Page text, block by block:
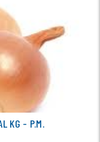
KG - P.M.